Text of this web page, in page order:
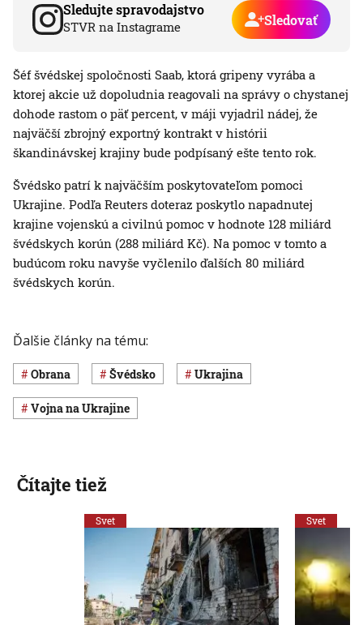
Sledujte spravodajstvo
STVR na Instagrame Sledovať
Šéf švédskej spoločnosti Saab, ktorá gripeny vyrába a
ktorej akcie už dopoludnia reagovali na správy o chystanej
dohode rastom o päť percent, v máji vyjadril nádej, že
najväčší zbrojný exportný kontrakt v histórii
škandinávskej krajiny bude podpísaný ešte tento rok.
Švédsko patrí k najväčším poskytovateľom pomoci
Ukrajine. Podľa Reuters doteraz poskytlo napadnutej
krajine vojenskú a civilnú pomoc v hodnote 128 miliárd
švédskych korún (288 miliárd Kč). Na pomoc v tomto a
budúcom roku navyše vyčlenilo ďalších 80 miliárd
švédskych korún.
Ďalšie články na tému:
obrana Švédsko Ukrajina
vojna na Ukrajine
Čítajte tiež
Svet Svet